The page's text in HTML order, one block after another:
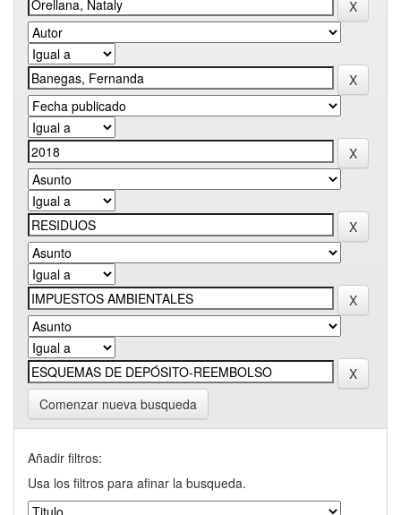
Comenzar nueva busqueda
Añadir filtros:
Usa los filtros para afinar la busqueda.